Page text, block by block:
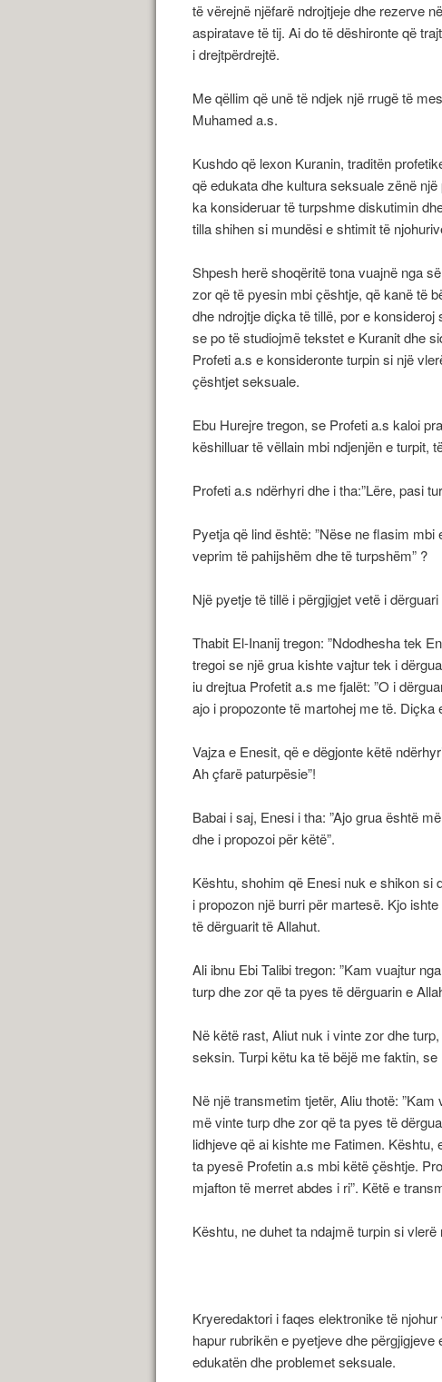
të vërejnë njëfarë ndrojtjeje dhe rezerve
aspiratave të tij. Ai do të dëshironte që
i drejtpërdrejtë.
Me qëllim që unë të ndjek një rrugë të
Muhamed a.s.
Kushdo që lexon Kuranin, traditën
që edukata dhe kultura seksuale zënë
ka konsideruar të turpshme diskutimin
tilla shihen si mundësi e shtimit të
Shpesh herë shoqëritë tona vuajnë nga
zor që të pyesin mbi çështje, që kanë të
dhe ndrojtje diçka të tillë, por e
se po të studiojmë tekstet e Kuranit dhe
Profeti a.s e konsideronte turpin si një
çështjet seksuale.
Ebu Hurejre tregon, se Profeti a.s kaloi
këshilluar të vëllain mbi ndjenjën e turpit,
Profeti a.s ndërhyri dhe i tha:”Lëre, pasi
Pyetja që lind është: ”Nëse ne flasim
veprim të pahijshëm dhe të turpshëm” ?
Një pyetje të tillë i përgjigjet vetë i dërguari
Thabit El-Inanij tregon: ”Ndodhesha tek
tregoi se një grua kishte vajtur tek i
iu drejtua Profetit a.s me fjalët: ”O i
ajo i propozonte të martohej me të.
Vajza e Enesit, që e dëgjonte këtë
Ah çfarë paturpësie”!
Babai i saj, Enesi i tha: ”Ajo grua është
dhe i propozoi për këtë”.
Kështu, shohim që Enesi nuk e shikon si
i propozon një burri për martesë. Kjo
të dërguarit të Allahut.
Ali ibnu Ebi Talibi tregon: ”Kam vuajtur
turp dhe zor që ta pyes të dërguarin e
Në këtë rast, Aliut nuk i vinte zor dhe
seksin. Turpi këtu ka të bëjë me faktin,
Në një transmetim tjetër, Aliu thotë:
më vinte turp dhe zor që ta pyes të
lidhjeve që ai kishte me Fatimen.
ta pyesë Profetin a.s mbi këtë çështje.
mjafton të merret abdes i ri”. Këtë e
Kështu, ne duhet ta ndajmë turpin si
Kryeredaktori i faqes elektronike të
hapur rubrikën e pyetjeve dhe
edukatën dhe problemet seksuale.